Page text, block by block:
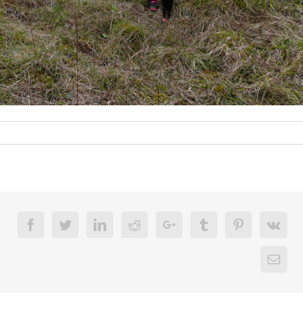
FacebookTwitterLinkedInRedditGoogle+ Tumblr PinterestVk
Email